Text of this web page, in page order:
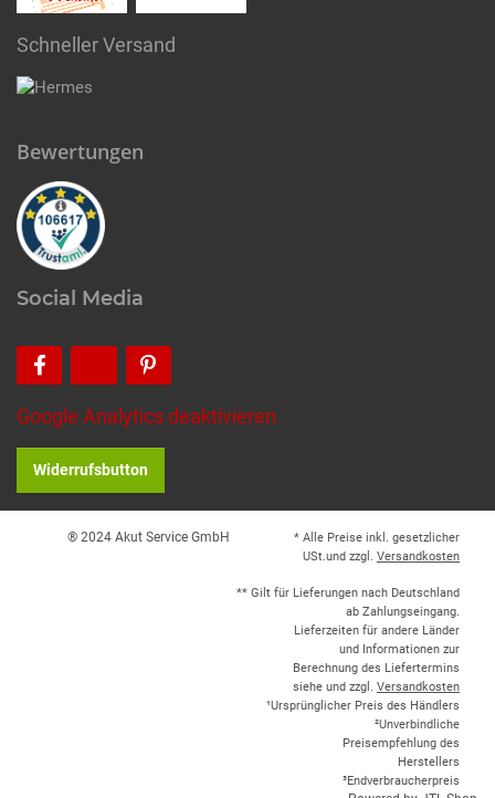
Schneller Versand
Bewertungen
Social Media
Google Analytics deaktivieren
Widerrufsbutton
® 2024 Akut Service GmbH
* Alle Preise inkl. gesetzlicher
USt.und zzgl. Versandkosten
** Gilt für Lieferungen nach Deutschland
ab Zahlungseingang.
Lieferzeiten für andere Länder
und Informationen zur
Berechnung des Liefertermins
siehe und zzgl. Versandkosten
¹Ursprünglicher Preis des Händlers
²Unverbindliche
Preisempfehlung des
Herstellers
³Endverbraucherpreis